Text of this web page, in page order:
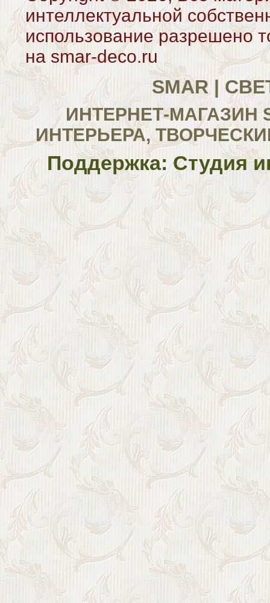
интеллектуальной
использование разрешено
на smar-deco.ru
SMAR |
ИНТЕРНЕТ-МАГАЗИН
ИНТЕРЬЕРА,
Поддержка: Студия